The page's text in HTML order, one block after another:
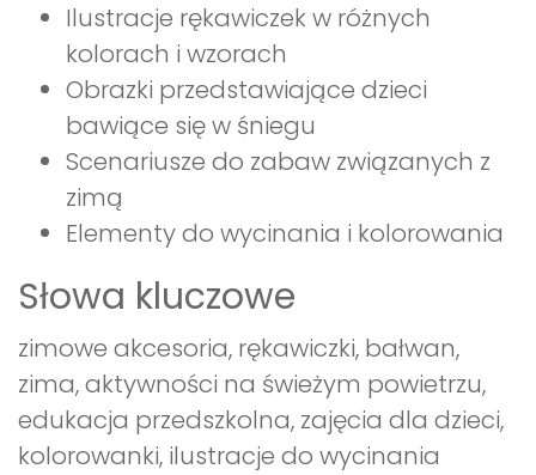
Ilustracje rękawiczek w różnych
kolorach i wzorach
Obrazki przedstawiające dzieci
bawiące się w śniegu
Scenariusze do zabaw związanych z
zimą
Elementy do wycinania i kolorowania
Słowa kluczowe
zimowe akcesoria, rękawiczki, bałwan,
zima, aktywności na świeżym powietrzu,
edukacja przedszkolna, zajęcia dla dzieci,
kolorowanki, ilustracje do wycinania